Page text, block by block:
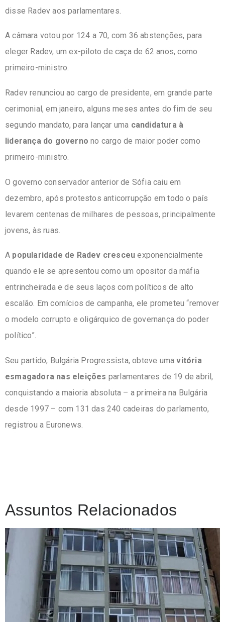
disse Radev aos parlamentares.
A câmara votou por 124 a 70, com 36 abstenções, para
eleger Radev, um ex-piloto de caça de 62 anos, como
primeiro-ministro.
Radev renunciou ao cargo de presidente, em grande parte
cerimonial, em janeiro, alguns meses antes do fim de seu
segundo mandato, para lançar uma candidatura à
liderança do governo no cargo de maior poder como
primeiro-ministro.
O governo conservador anterior de Sófia caiu em
dezembro, após protestos anticorrupção em todo o país
levarem centenas de milhares de pessoas, principalmente
jovens, às ruas.
A popularidade de Radev cresceu exponencialmente
quando ele se apresentou como um opositor da máfia
entrincheirada e de seus laços com políticos de alto
escalão. Em comícios de campanha, ele prometeu “remover
o modelo corrupto e oligárquico de governança do poder
político”.
Seu partido, Bulgária Progressista, obteve umavitória
esmagadora nas eleições parlamentares de 19 de abril,
conquistando a maioria absoluta – a primeira na Bulgária
desde 1997 – com 131 das 240 cadeiras do parlamento,
registrou a Euronews.
Assuntos Relacionados